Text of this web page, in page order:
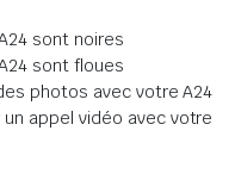
sont noires
sont floues
photos avec votre A24
appel vidéo avec votre